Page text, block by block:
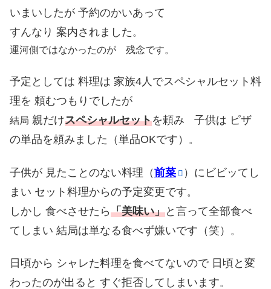
いまいしたが 予約のかいあって
すんなり 案内されました 。
運河側ではなかったのが 残念です。
予定としては 料理は 家族4人でスペシャルセット料
理を 頼むつもりでしたが
結局 親だけスペシャルセットを頼み
子供は ピザ
の単品を頼みました（単品OKです）
。
子供が 見たことのない料理（前菜
）にビビッてし
まい セット料理からの予定変更です。
しかし 食べさせたら「美味い」と言って全部食べ
てしまい 結局は単なる食べず嫌いです（笑）
。
日頃から シャレた料理を食べてないので 日頃と変
わったのが出ると すぐ拒否してしまいます。